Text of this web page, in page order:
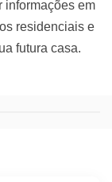
informações em
residenciais e
futura casa.